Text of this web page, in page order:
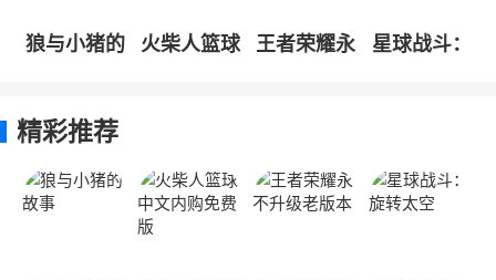
狼与小猪的
火柴人篮球
王者荣耀永
星球战斗：
精彩推荐